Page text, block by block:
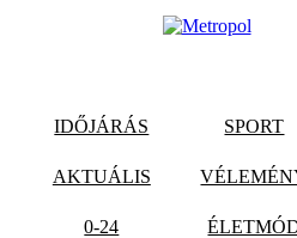
IDŐJÁRÁS SPORT
AKTUÁLIS
0-24